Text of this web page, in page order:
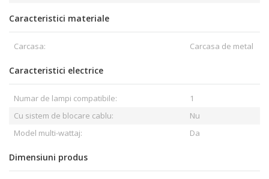
Caracteristici materiale
Carcasa: Carcasa de metal
Caracteristici electrice
Numar de lampi compatibile:
1
Cu sistem de blocare cablu:
Nu
Model multi-wattaj:
Da
Dimensiuni produs